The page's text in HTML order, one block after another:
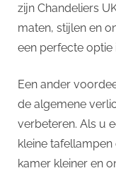
zijn Chandeliers
maten, stijlen en
een perfecte optie
Een ander
de algemene
verbeteren. Als u
kleine
kamer kleiner en